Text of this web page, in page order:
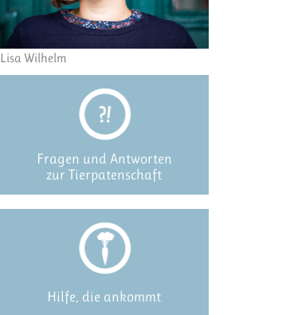
Lisa Wilhelm
Fragen und Antworten
zur Tierpatenschaft
Hilfe, die ankommt